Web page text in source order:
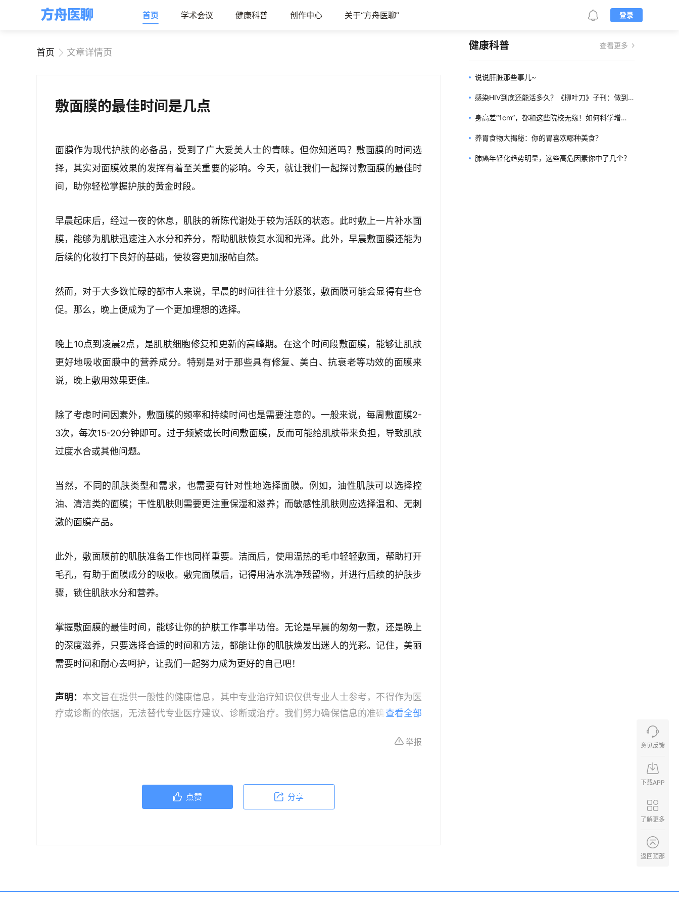
首页 学术会议 健康科普 创作中心 关于“方舟医聊” 登录
首页 文章详情页
敷面膜的最佳时间是几点
面膜作为现代护肤的必备品，受到了广大爱美人士的青睐。但你知道吗？敷面膜的时间选
择，其实对面膜效果的发挥有着至关重要的影响。今天，就让我们一起探讨敷面膜的最佳时
间，助你轻松掌握护肤的黄金时段。
早晨起床后，经过一夜的休息，肌肤的新陈代谢处于较为活跃的状态。此时敷上一片补水面
膜，能够为肌肤迅速注入水分和养分，帮助肌肤恢复水润和光泽。此外，早晨敷面膜还能为
后续的化妆打下良好的基础，使妆容更加服帖自然。
然而，对于大多数忙碌的都市人来说，早晨的时间往往十分紧张，敷面膜可能会显得有些仓
促。那么，晚上便成为了一个更加理想的选择。
晚上10点到凌晨2点，是肌肤细胞修复和更新的高峰期。在这个时间段敷面膜，能够让肌肤
更好地吸收面膜中的营养成分。特别是对于那些具有修复、美白、抗衰老等功效的面膜来
说，晚上敷用效果更佳。
除了考虑时间因素外，敷面膜的频率和持续时间也是需要注意的。一般来说，每周敷面膜2-
3次，每次15-20分钟即可。过于频繁或长时间敷面膜，反而可能给肌肤带来负担，导致肌肤
过度水合或其他问题。
当然，不同的肌肤类型和需求，也需要有针对性地选择面膜。例如，油性肌肤可以选择控
油、清洁类的面膜；干性肌肤则需要更注重保湿和滋养；而敏感性肌肤则应选择温和、无刺
激的面膜产品。
此外，敷面膜前的肌肤准备工作也同样重要。洁面后，使用温热的毛巾轻轻敷面，帮助打开
毛孔，有助于面膜成分的吸收。敷完面膜后，记得用清水洗净残留物，并进行后续的护肤步
骤，锁住肌肤水分和营养。
掌握敷面膜的最佳时间，能够让你的护肤工作事半功倍。无论是早晨的匆匆一敷，还是晚上
的深度滋养，只要选择合适的时间和方法，都能让你的肌肤焕发出迷人的光彩。记住，美丽
需要时间和耐心去呵护，让我们一起努力成为更好的自己吧！
声明： 本文旨在提供一般性的健康信息，其中专业治疗知识仅供专业人士参考，不得作为医
疗或诊断的依据，无法替代专业医疗建议、诊断或治疗。我们努力确保信息的准确性，但本
策时，应咨询合格的医疗专业人员。对于依据本文内容采取的任何行动，本文作者、出版方
查看全部
举报
点赞 分享
健康科普 查看更多
说说肝脏那些事儿~
感染HIV到底还能活多久？《柳叶刀》子刊：做到
两点可获得正常预期寿命
身高差“1cm”，都和这些院校无缘！如何科学增
高、突破遗传？
养胃食物大揭秘：你的胃喜欢哪种美食？
肺癌年轻化趋势明显，这些高危因素你中了几个？
意见反馈
下载APP
了解更多
返回顶部